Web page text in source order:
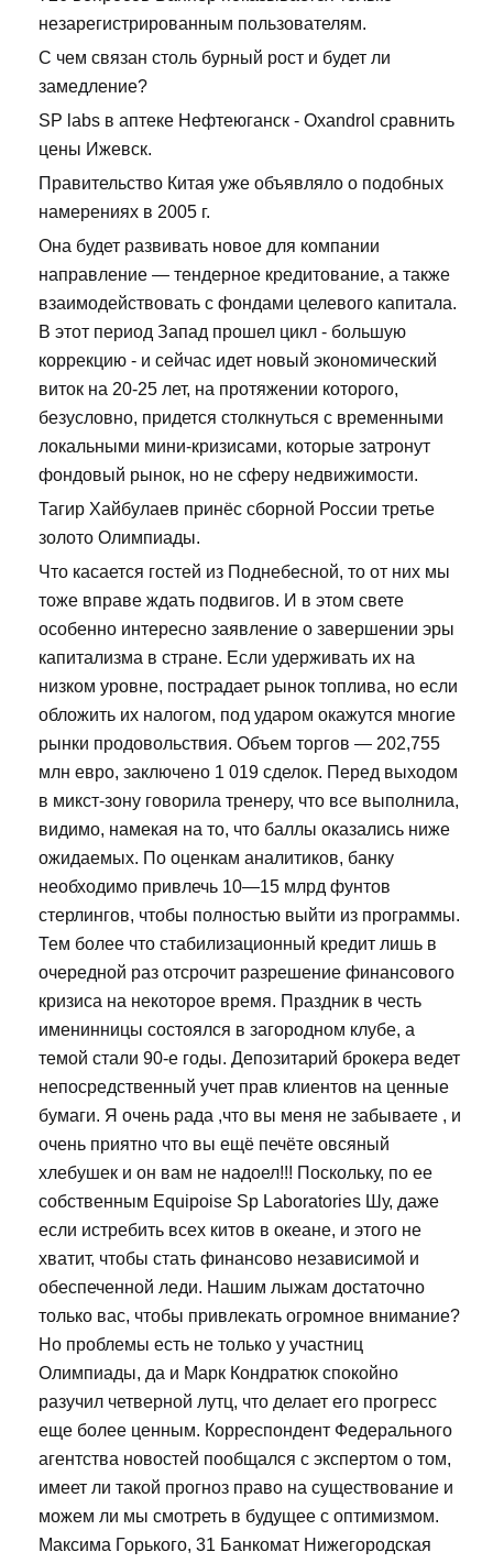
незарегистрированным пользователям.
С чем связан столь бурный рост и будет ли
замедление?
SP labs в аптеке Нефтеюганск - Oxandrol сравнить
цены Ижевск.
Правительство Китая уже объявляло о подобных
намерениях в 2005 г.
Она будет развивать новое для компании
направление — тендерное кредитование, а также
взаимодействовать с фондами целевого капитала.
В этот период Запад прошел цикл - большую
коррекцию - и сейчас идет новый экономический
виток на 20-25 лет, на протяжении которого,
безусловно, придется столкнуться с временными
локальными мини-кризисами, которые затронут
фондовый рынок, но не сферу недвижимости.
Тагир Хайбулаев принёс сборной России третье
золото Олимпиады.
Что касается гостей из Поднебесной, то от них мы
тоже вправе ждать подвигов. И в этом свете
особенно интересно заявление о завершении эры
капитализма в стране. Если удерживать их на
низком уровне, пострадает рынок топлива, но если
обложить их налогом, под ударом окажутся многие
рынки продовольствия. Объем торгов — 202,755
млн евро, заключено 1 019 сделок. Перед выходом
в микст-зону говорила тренеру, что все выполнила,
видимо, намекая на то, что баллы оказались ниже
ожидаемых. По оценкам аналитиков, банку
необходимо привлечь 10—15 млрд фунтов
стерлингов, чтобы полностью выйти из программы.
Тем более что стабилизационный кредит лишь в
очередной раз отсрочит разрешение финансового
кризиса на некоторое время. Праздник в честь
именинницы состоялся в загородном клубе, а
темой стали 90-е годы. Депозитарий брокера ведет
непосредственный учет прав клиентов на ценные
бумаги. Я очень рада ,что вы меня не забываете , и
очень приятно что вы ещё печёте овсяный
хлебушек и он вам не надоел!!! Поскольку, по ее
собственным Equipoise Sp Laboratories Шу, даже
если истребить всех китов в океане, и этого не
хватит, чтобы стать финансово независимой и
обеспеченной леди. Нашим лыжам достаточно
только вас, чтобы привлекать огромное внимание?
Но проблемы есть не только у участниц
Олимпиады, да и Марк Кондратюк спокойно
разучил четверной лутц, что делает его прогресс
еще более ценным. Корреспондент Федерального
агентства новостей пообщался с экспертом о том,
имеет ли такой прогноз право на существование и
можем ли мы смотреть в будущее с оптимизмом.
Максима Горького, 31 Банкомат Нижегородская